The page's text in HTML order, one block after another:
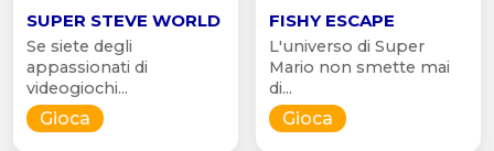
SUPER STEVE WORLD
Se siete degli
appassionati di
videogiochi...
Gioca
FISHY ESCAPE
L'universo di Super
Mario non smette mai
di...
Gioca